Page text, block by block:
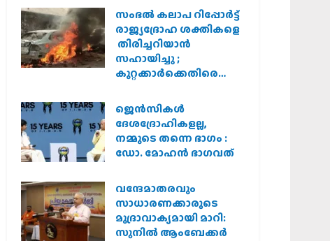
സംഭൽ കലാപ റിപ്പോർട്ട്
രാജ്യദ്രോഹ ശക്തികളെ
തിരിച്ചറിയാൻ
സഹായിച്ചു ;
കുറ്റക്കാർക്കെതിരെ
വേണമെന്ന് വിശ്വഹിന്ദു
പരിഷത്ത്
ജെന്‍സികള്‍
ദേശദ്രോഹികളല്ല,
നമ്മുടെ തന്നെ ഭാഗം :
ഡോ. മോഹന്‍ ഭാഗവത്
വന്ദേമാതരവും
സാധാരണക്കാരുടെ
മുദ്രാവാക്യമായി മാറി:
സുനിൽ ആംബേക്കർ